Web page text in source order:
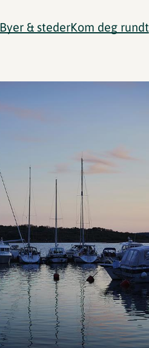
Byer & stederKom deg rundt